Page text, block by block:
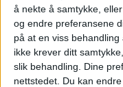
å nekte å samtykke,
og endre preferansene
på at en viss
ikke krever ditt
slik behandling. Dine
nettstedet. Du kan